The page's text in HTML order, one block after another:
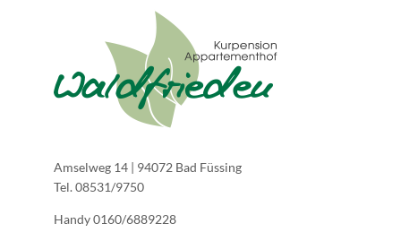
Amselweg 14 | 94072 Bad Füssing
Tel. 08531/9750
Handy 0160/6889228